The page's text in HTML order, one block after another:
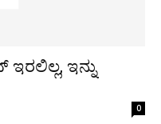
ಇನ್ನು
0